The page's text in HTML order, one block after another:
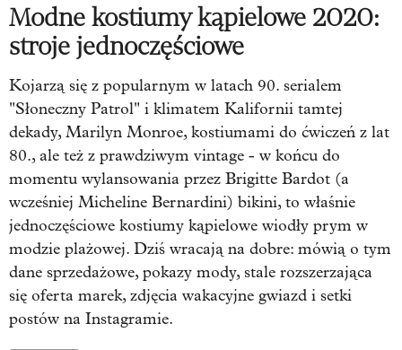
Modne kostiumy kąpielowe 2020:
stroje jednoczęściowe
Kojarzą się z popularnym w latach 90. serialem
"Słoneczny Patrol" i klimatem Kalifornii tamtej
dekady, Marilyn Monroe, kostiumami do ćwiczeń z lat
80., ale też z prawdziwym vintage - w końcu do
momentu wylansowania przez Brigitte Bardot (a
wcześniej Micheline Bernardini) bikini, to właśnie
jednoczęściowe kostiumy kąpielowe wiodły prym w
modzie plażowej. Dziś wracają na dobre: mówią o tym
dane sprzedażowe, pokazy mody, stale rozszerzająca
się oferta marek, zdjęcia wakacyjne gwiazd i setki
postów na Instagramie.